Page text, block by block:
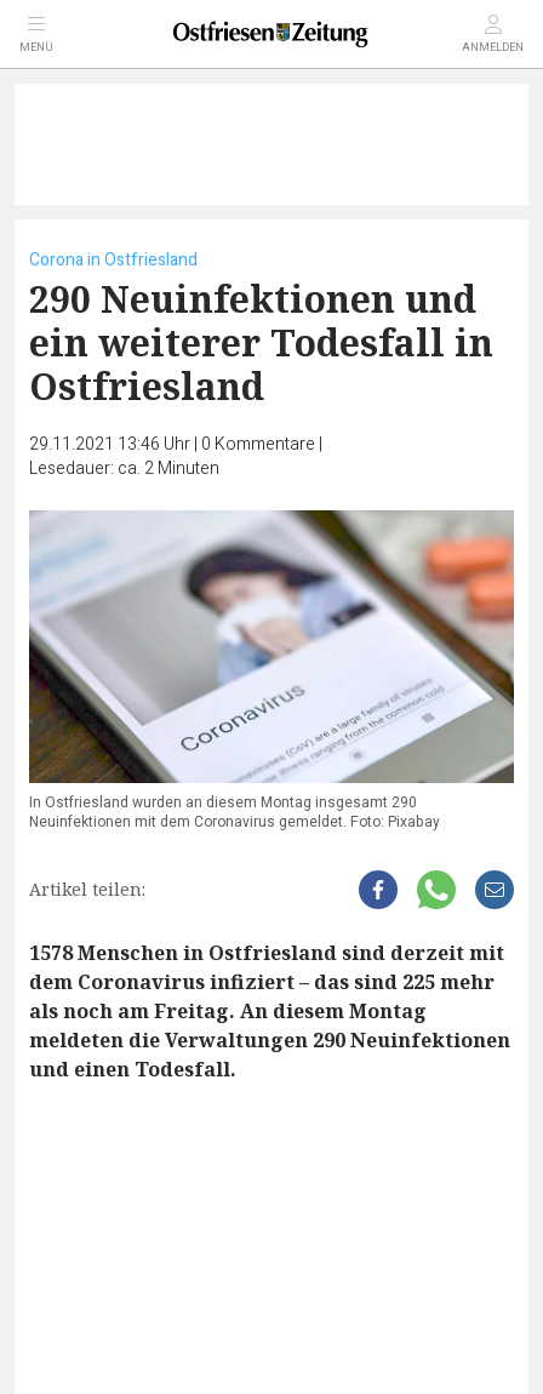
MENÜ ANMELDEN
Corona in Ostfriesland
290 Neuinfektionen und
ein weiterer Todesfall in
Ostfriesland
29.11.2021 13:46 Uhr| 0 Kommentare |
Lesedauer: ca. 2 Minuten
In Ostfriesland wurden an diesem Montag insgesamt 290
Neuinfektionen mit dem Coronavirus gemeldet. Foto: Pixabay
Artikel teilen:
1578 Menschen in Ostfriesland sind derzeit mit
dem Coronavirus infiziert – das sind 225 mehr
als noch am Freitag. An diesem Montag
meldeten die Verwaltungen 290 Neuinfektionen
und einen Todesfall.